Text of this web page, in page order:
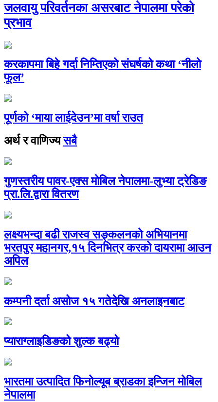
जलवायु परिवर्तनका असरबाट नेपालमा परेको
प्रभाव
करकापमा बिहे गर्दा निम्तिएको संघर्षको कथा ‘नीलो
फूल’
पूर्णको ‘माया लाईदेउन’मा वर्षा राउत
अर्थ र वाणिज्यसबै
गुणस्तरीय पावर-एक्स मोबिल नेपालमा-लुभ्या ट्रेडिङ
प्रा.लि.द्वारा वितरण
लक्ष्यभन्दा बढी राजस्व सङ्कलनको अभियानमा
भरतपुर महानगर,१५ दिनभित्र करको दायरामा आउन
अपिल
कम्पनी दर्ता असोज १५ गतेदेखि अनलाइनबाट
प्याराग्लाइडिङको शुल्क बढ्यो
भारतमा उत्पादित फिनोल्यूब ब्राडका इन्जिन मोबिल
नेपालमा